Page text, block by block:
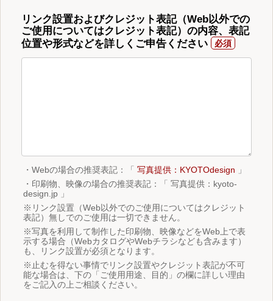
リンク設置およびクレジット表記（Web以外での
ご使用についてはクレジット表記）の内容、表記
位置や形式などを詳しくご申告ください
・Webの場合の推奨表記：「 写真提供：KYOTOdesign 」
・印刷物、映像の場合の推奨表記：「 写真提供：kyoto-
design.jp 」
※リンク設置（Web以外でのご使用についてはクレジット
表記）無しでのご使用は一切できません。
※写真を利用して制作した印刷物、映像などをWeb上で表
示する場合（WebカタログやWebチラシなども含みます）
も、リンク設置が必須となります。
※止むを得ない事情でリンク設置やクレジット表記が不可
能な場合は、下の「ご使用用途、目的」の欄に詳しい理由
をご記入の上ご相談ください。